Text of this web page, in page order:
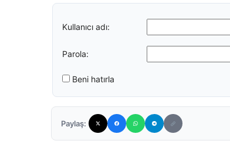
Kullanıcı adı:
Parola:
Beni hatırla
Paylaş: